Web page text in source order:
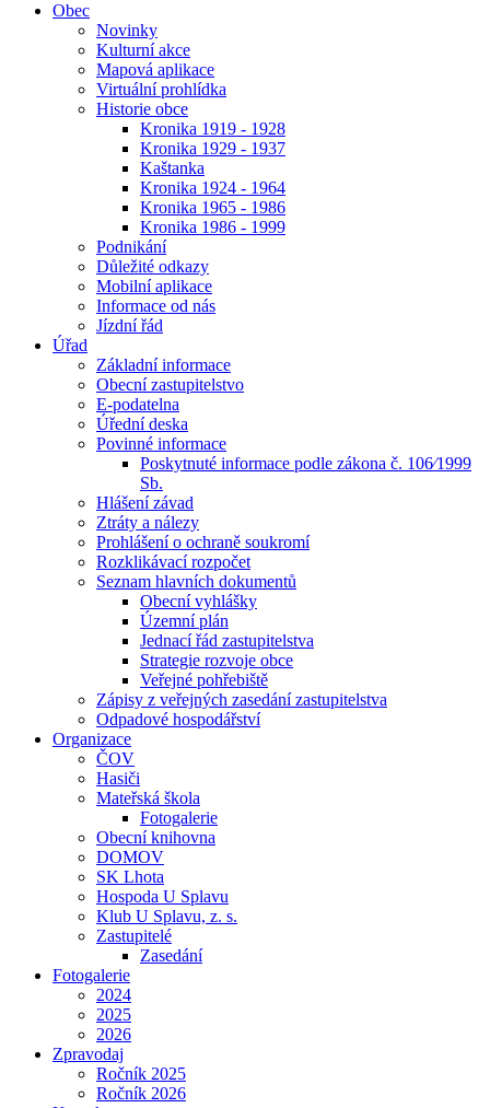
Obec
Novinky
Kulturní akce
Mapová aplikace
Virtuální prohlídka
Historie obce
Kronika 1919 - 1928
Kronika 1929 - 1937
Kaštanka
Kronika 1924 - 1964
Kronika 1965 - 1986
Kronika 1986 - 1999
Podnikání
Důležité odkazy
Mobilní aplikace
Informace od nás
Jízdní řád
Úřad
Základní informace
Obecní zastupitelstvo
E-podatelna
Úřední deska
Povinné informace
Poskytnuté informace podle zákona č. 106⁄1999
Sb.
Hlášení závad
Ztráty a nálezy
Prohlášení o ochraně soukromí
Rozklikávací rozpočet
Seznam hlavních dokumentů
Obecní vyhlášky
Územní plán
Jednací řád zastupitelstva
Strategie rozvoje obce
Veřejné pohřebiště
Zápisy z veřejných zasedání zastupitelstva
Odpadové hospodářství
Organizace
ČOV
Hasiči
Mateřská škola
Fotogalerie
Obecní knihovna
DOMOV
SK Lhota
Hospoda U Splavu
Klub U Splavu, z. s.
Zastupitelé
Zasedání
Fotogalerie
2024
2025
2026
Zpravodaj
Ročník 2025
Ročník 2026